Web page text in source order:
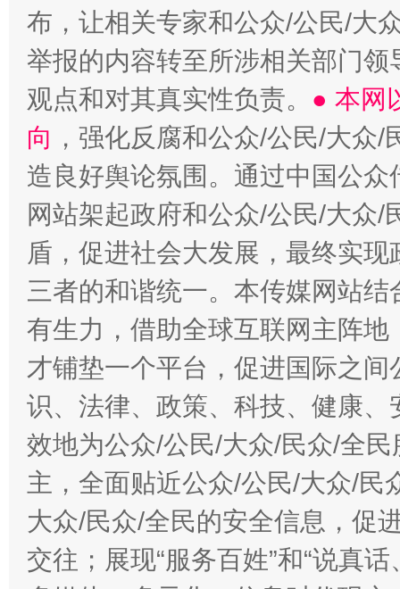
布，让相关专家和公众/公民/大
举报的内容转至所涉相关部门
观点和对其真实性负责。 ● 本网
向 ，强化反腐和公众/公民/大众
造良好舆论氛围。通过中国公
网站架起政府和公众/公民/大众
盾，促进社会大发展，最终实
三者的和谐统一。本传媒网站
有生力，借助全球互联网主阵
才铺垫一个平台，促进国际之
识、法律、政策、科技、健康
效地为公众/公民/大众/民众/全
主，全面贴近公众/公民/大众/民
大众/民众/全民的安全信息，促
交往；展现“服务百姓”和“说真